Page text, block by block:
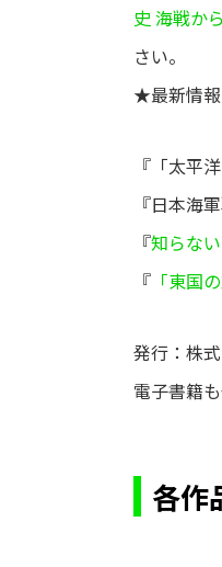
史 海戦か
さい。
★最新情
『「太平
『日本海
『知らな
『 「東国
発行：株
電子書籍
各作